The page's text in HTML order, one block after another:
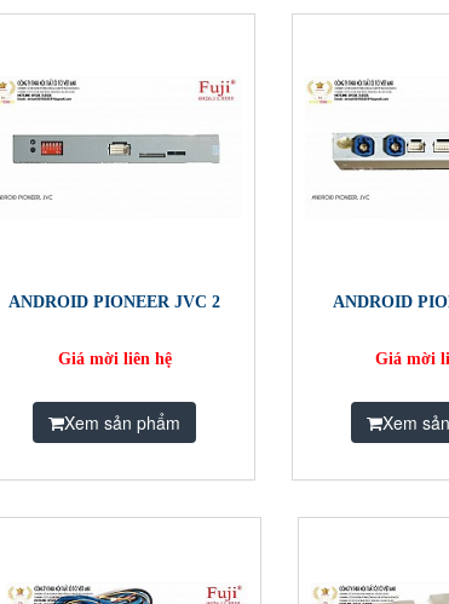
ANDROID PIONEER JVC 2
Giá mời liên hệ
Xem sản phẩm
ANDROID
Giá mời
Xem